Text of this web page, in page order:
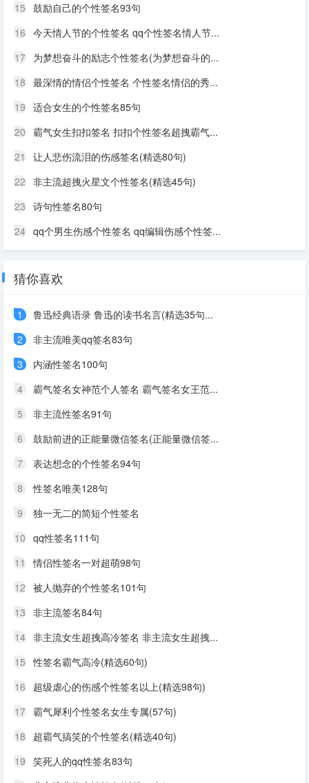
15 鼓励自己的个性签名93句
16 今天情人节的个性签名 qq个性签名情人节...
17 为梦想奋斗的励志个性签名(为梦想奋斗的...
18 最深情的情侣个性签名 个性签名情侣的秀...
19 适合女生的个性签名85句
20 霸气女生扣扣签名 扣扣个性签名超拽霸气...
21
让人悲伤流泪的伤感签名(精选80句)
22 非主流超拽火星文个性签名(精选45句)
23 诗句性签名80句
24 qq个男生伤感个性签名 qq编辑伤感个性签...
猜你喜欢
1
鲁迅经典语录 鲁迅的读书名言(精选35句...
2
非主流唯美qq签名83句
3
内涵性签名100句
4
霸气签名女神范个人签名 霸气签名女王范...
5
非主流性签名91句
6
鼓励前进的正能量微信签名(正能量微信签...
7
表达想念的个性签名94句
8
性签名唯美128句
9
独一无二的简短个性签名
10 qq性签名111句
11
情侣性签名一对超萌98句
12 被人抛弃的个性签名101句
13 非主流签名84句
14 非主流女生超拽高冷签名 非主流女生超拽...
15 性签名霸气高冷(精选60句)
16 超级虐心的伤感个性签名以上(精选98句)
17 霸气犀利个性签名女生专属(57句)
18 超霸气搞笑的个性签名(精选40句)
19 笑死人的qq性签名83句